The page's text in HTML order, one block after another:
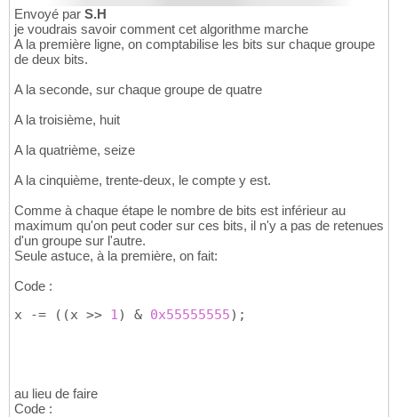
Envoyé par S.H
je voudrais savoir comment cet algorithme marche
A la première ligne, on comptabilise les bits sur chaque groupe
de deux bits.
A la seconde, sur chaque groupe de quatre
A la troisième, huit
A la quatrième, seize
A la cinquième, trente-deux, le compte y est.
Comme à chaque étape le nombre de bits est inférieur au
maximum qu'on peut coder sur ces bits, il n'y a pas de retenues
d'un groupe sur l'autre.
Seule astuce, à la première, on fait:
Code :
x -= ( (x >> 1) & 0x55555555) ;
au lieu de faire
Code :